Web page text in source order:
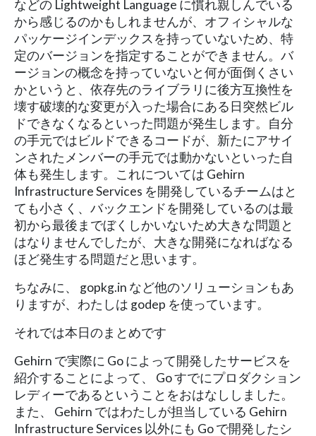
などの Lightweight Language に慣れ親しんでいる
から感じるのかもしれませんが、オフィシャルな
パッケージインデックスを持っていないため、特
定のバージョンを指定することができません。バ
ージョンの概念を持っていないと何が面倒くさい
かというと、依存先のライブラリに後方互換性を
壊す破壊的な変更が入った場合にある日突然ビル
ドできなくなるといった問題が発生します。自分
の手元ではビルドできるコードが、新たにアサイ
ンされたメンバーの手元では動かないといった自
体も発生します。これについては Gehirn
Infrastructure Services を開発しているチームはと
ても小さく、バックエンドを開発しているのは最
初から最後までぼくしかいないため大きな問題と
はなりませんでしたが、大きな開発になればなる
ほど発生する問題だと思います。
ちなみに、 gopkg.in など他のソリューションもあ
りますが、わたしは godep を使っています。
それでは本日のまとめです
Gehirn で実際に Go によって開発したサービスを
紹介することによって、 Go すでにプロダクション
レディーであるということをおはなししました。
また、 Gehirn ではわたしが担当している Gehirn
Infrastructure Services 以外にも Go で開発したシ